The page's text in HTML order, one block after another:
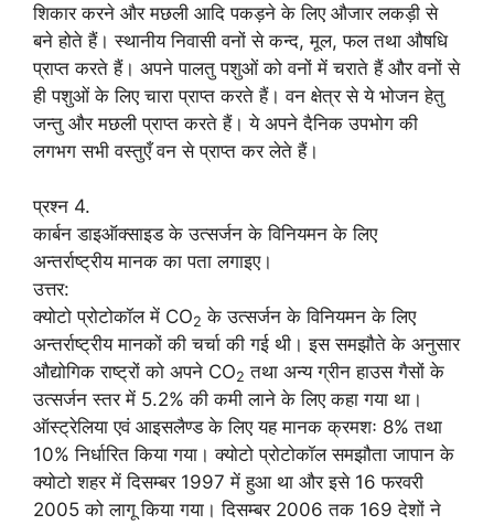
शिकार करने और मछली आदि पकड़ने के लिए औजार लकड़ी से
बने होते हैं। स्थानीय निवासी वनों से कन्द, मूल, फल तथा औषधि
प्राप्त करते हैं। अपने पालतु पशुओं को वनों में चराते हैं और वनों से
ही पशुओं के लिए चारा प्राप्त करते हैं। वन क्षेत्र से ये भोजन हेतु
जन्तु और मछली प्राप्त करते हैं। ये अपने दैनिक उपभोग की
लगभग सभी वस्तुएँ वन से प्राप्त कर लेते हैं।
प्रश्न 4.
कार्बन डाइऑक्साइड के उत्सर्जन के विनियमन के लिए
अन्तर्राष्ट्रीय मानक का पता लगाइए।
उत्तर:
क्योटो प्रोटोकॉल में CO2 के उत्सर्जन के विनियमन के लिए
अन्तर्राष्ट्रीय मानकों की चर्चा की गई थी। इस समझौते के अनुसार
औद्योगिक राष्ट्रों को अपने CO2 तथा अन्य ग्रीन हाउस गैसों के
उत्सर्जन स्तर में 5.2% की कमी लाने के लिए कहा गया था।
ऑस्ट्रेलिया एवं आइसलैण्ड के लिए यह मानक क्रमशः 8% तथा
10% निर्धारित किया गया। क्योटो प्रोटोकॉल समझौता जापान के
क्योटो शहर में दिसम्बर 1997 में हुआ था और इसे 16 फरवरी
2005 को लागू किया गया। दिसम्बर 2006 तक 169 देशों ने